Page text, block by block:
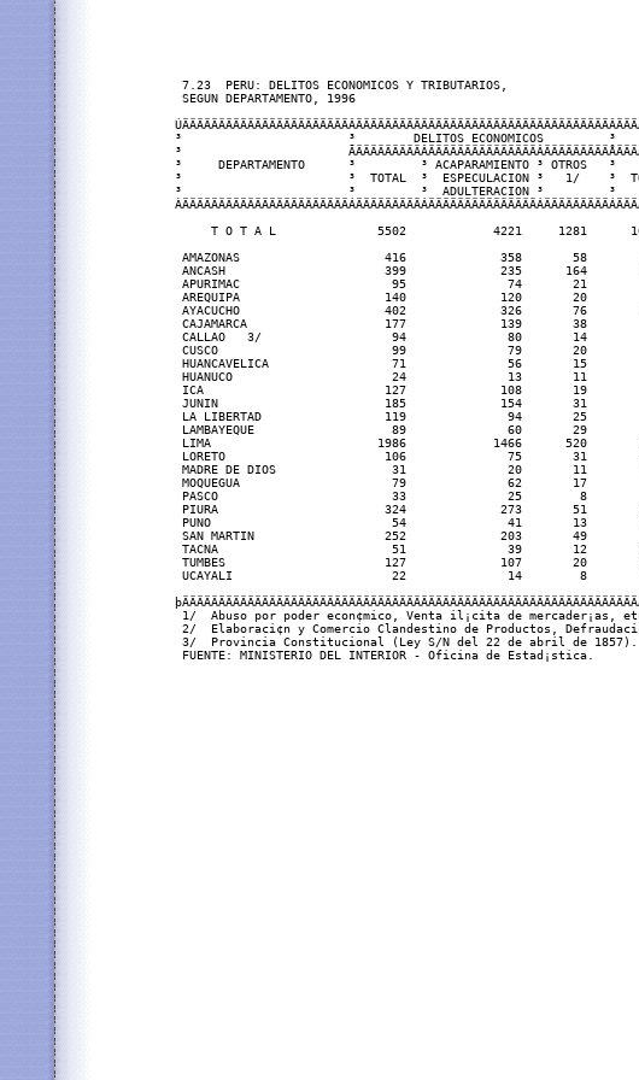
7.23  PERU: DELITOS ECONOMICOS Y TRIBUTARIOS,
SEGUN DEPARTAMENTO, 1996
³                       ³        DELITOS ECONOMICOS         ³
³
³     DEPARTAMENTO      ³         ³ ACAPARAMIENTO ³
³                       ³  TOTAL  ³  ESPECULACION ³   1/    ³
³                       ³         ³  ADULTERACION ³
T O T A L              5502            4221     1281
AMAZONAS                    416             358       58
ANCASH                      399             235      164
APURIMAC                     95              74       21
AREQUIPA                    140             120       20
AYACUCHO                    402             326       76
CAJAMARCA                   177             139       38
CALLAO   3/                  94              80       14
CUSCO                        99              79       20
HUANCAVELICA                 71              56       15
HUANUCO                      24              13       11
ICA                         127             108       19
JUNIN                       185             154       31
LA LIBERTAD                 119              94       25
LAMBAYEQUE                   89              60       29
LIMA                       1986            1466      520
LORETO                      106              75       31
MADRE DE DIOS                31              20       11
MOQUEGUA                     79              62       17
PASCO                        33              25        8
PIURA                       324             273       51
PUNO                         54              41       13
SAN MARTIN                  252             203       49
TACNA                        51              39       12
TUMBES                      127             107       20
UCAYALI                      22              14        8
1/  Abuso por poder econ¢mico, Venta il¡cita de mercader¡as,
2/  Elaboraci¢n y Comercio Clandestino de Productos,
3/  Provincia Constitucional (Ley S/N del 22 de abril de 1857).